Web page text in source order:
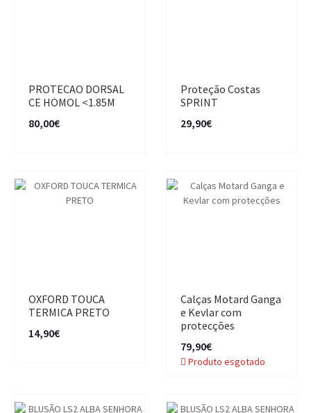
PROTECAO DORSAL
CE HOMOL <1.85M
80,00€
Proteção Costas
SPRINT
29,90€
OXFORD TOUCA
TERMICA PRETO
14,90€
Calças Motard Ganga
e Kevlar com
protecções
79,90€
Produto esgotado